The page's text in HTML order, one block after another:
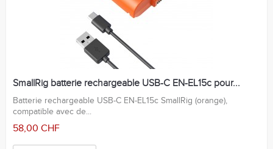
SmallRig batterie rechargeable USB-C EN-EL15c pour...
Batterie rechargeable USB-C EN-EL15c SmallRig (orange),
compatible avec de...
58,00 CHF